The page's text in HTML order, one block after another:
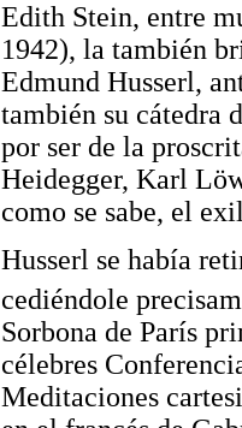
Edith Stein, entre
1942), la también
Edmund Husserl,
también su cátedra
por ser de la
Heidegger, Karl
como se sabe, el
Husserl se había
cediéndole
Sorbona de París
célebres
Meditaciones